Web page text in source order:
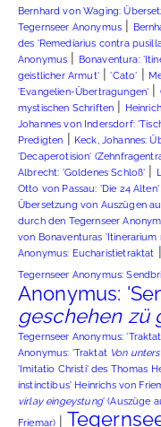
Bernhard von Waging:
Tegernseer Anonymus |
des 'Remediarius contra
Anonymus | Bonaventura:
geistlicher Armut'|'Cato' |
'Evangelien-Übertragungen' |
mystischen Schriften |
Johannes von Indersdorf:
Predigten | Keck, Johannes:
'Decaperotision'
Albrecht: 'Goldenes Schloß' |
Otto von Passau: 'Die 24 Alten'
Übersetzung von Auszügen
durch den Tegernseer
von Bonaventuras 'Itinerarium
Anonymus: Eucharistietraktat |
Tegernseer Anonymus:
Anonymus:
geschehen zü
Tegernseer Anonymus:
Anonymus: 'Traktat Von
'Imitatio Christi' des Thomas
instinctibus' Heinrichs von
virlay eingeystung' (Auszüge
Friemar) |